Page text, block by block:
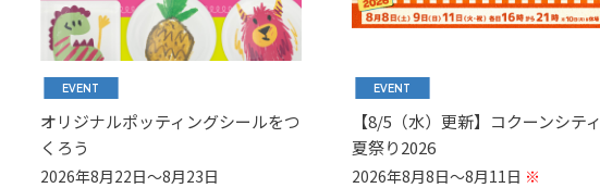
EVENT
オリジナルポッティングシールをつ
くろう
2026年8月22日～8月23日
EVENT
【8/5（水）更新】コクーンシティ
夏祭り2026
2026年8月8日～8月11日 ※